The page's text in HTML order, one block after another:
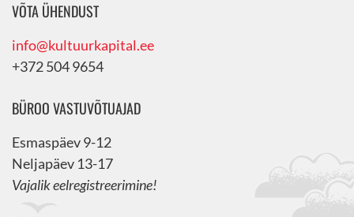
VÕTA ÜHENDUST
info@kultuurkapital.ee
+372 504 9654
BÜROO VASTUVÕTUAJAD
Esmaspäev 9-12
Neljapäev 13-17
Vajalik eelregistreerimine!